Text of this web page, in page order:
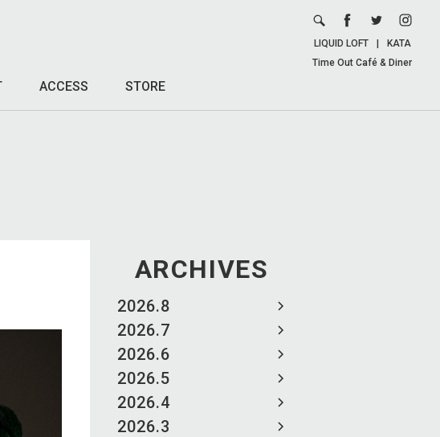
ACCESS STORE
LIQUID LOFT
KATA
Time Out Café & Diner
ARCHIVES
2026.8
2026.7
2026.6
2026.5
2026.4
2026.3